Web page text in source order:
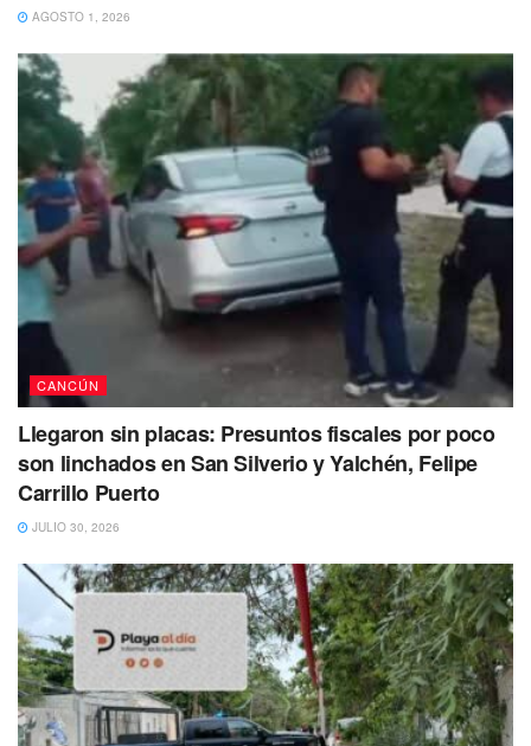
1:25 am, Daddy se despidió agradeciendo el apoyo de los
mexicanos en su carrera artística e iluminaron nuevamente
el cielo con pirotecnia.
Tags: Cancun concierto Daddy Yankee
AGOSTO 1, 2026
CANCÚN
Llegaron sin placas: Presuntos fiscales por poco
son linchados en San Silverio y Yalchén, Felipe
Carrillo Puerto
JULIO 30, 2026